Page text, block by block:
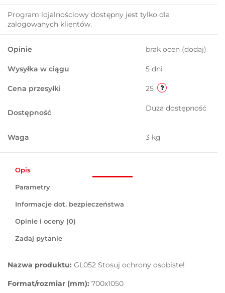
Program lojalnościowy dostępny jest tylko dla
zalogowanych klientów.
Opinie brak ocen (dodaj)
Wysyłka w ciągu 5 dni
Cena przesyłki 25
Dostępność Duża dostępność
Waga 3 kg
Opis
Parametry
Informacje dot. bezpieczeństwa
Opinie i oceny (0)
Zadaj pytanie
Nazwa produktu: GL052 Stosuj ochrony osobiste!
Format/rozmiar (mm): 700x1050